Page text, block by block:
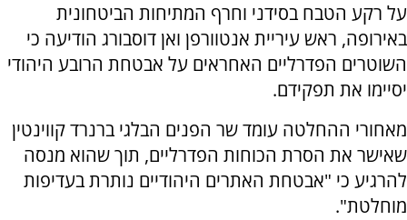
על רקע הטבח בסידני וחרף המתיחות הביטחונית
באירופה, ראש עיריית אנטוורפן ואן דוסבורג הודיעה כי
השוטרים הפדרליים האחראים על אבטחת הרובע היהודי
יסיימו את תפקידם.
מאחורי ההחלטה עומד שר הפנים הבלגי ברנרד קווינטין
שאישר את הסרת הכוחות הפדרליים, תוך שהוא מנסה
להרגיע כי "אבטחת האתרים היהודיים נותרת בעדיפות
מוחלטת".